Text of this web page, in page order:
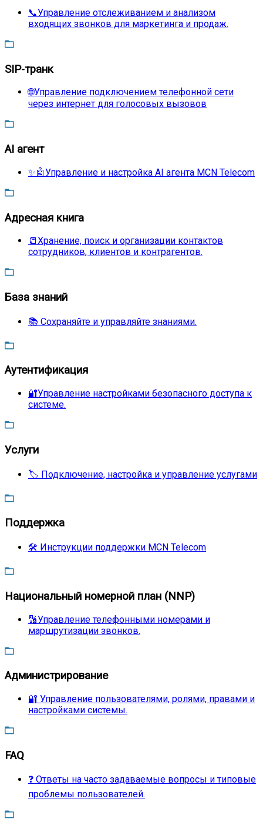
📞Управление отслеживанием и анализом
входящих звонков для маркетинга и продаж.
SIP-транк
🌐Управление подключением телефонной сети
через интернет для голосовых вызовов
AI агент
✨🤖Управление и настройка AI агента MCN Telecom
Адресная книга
📒Хранение, поиск и организации контактов
сотрудников, клиентов и контрагентов.
База знаний
📚 Сохраняйте и управляйте знаниями.
Аутентификация
🔐Управление настройками безопасного доступа к
системе.
Услуги
🏷️ Подключение, настройка и управление услугами
Поддержка
🛠️ Инструкции поддержки MCN Telecom
Национальный номерной план (NNP)
🔢Управление телефонными номерами и
маршрутизации звонков.
Администрирование
🔐 Управление пользователями, ролями, правами и
настройками системы.
FAQ
❓ Ответы на часто задаваемые вопросы и типовые
проблемы пользователей.